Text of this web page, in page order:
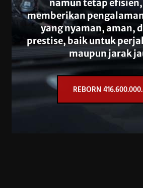
namun tetap efisien,
memberikan
yang nyaman, aman,
prestise, baik untuk
maupun jarak
REBORN